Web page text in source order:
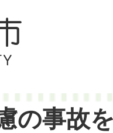
の事故